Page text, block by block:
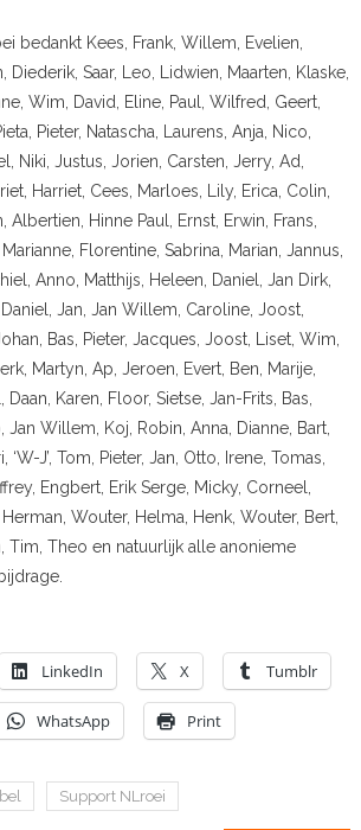
bedankt Kees, Frank, Willem, Evelien,
Diederik, Saar, Leo, Lidwien, Maarten, Klaske,
Wim, David, Eline, Paul, Wilfred, Geert,
Pieter, Natascha, Laurens, Anja, Nico,
Niki, Justus, Jorien, Carsten, Jerry, Ad,
Harriet, Cees, Marloes, Lily, Erica, Colin,
Albertien, Hinne Paul, Ernst, Erwin, Frans,
Florentine, Sabrina, Marian, Jannus,
Anno, Matthijs, Heleen, Daniel, Jan Dirk,
Jan, Jan Willem, Caroline, Joost,
Bas, Pieter, Jacques, Joost, Liset, Wim,
Martyn, Ap, Jeroen, Evert, Ben, Marije,
Karen, Floor, Sietse, Jan-Frits, Bas,
Jan Willem, Koj, Robin, Anna, Dianne, Bart,
‘W-J’, Tom, Pieter, Jan, Otto, Irene, Tomas,
Engbert, Erik Serge, Micky, Corneel,
Wouter, Helma, Henk, Wouter, Bert,
Tim, Theo en natuurlijk alle anonieme
LinkedIn X Tumblr
WhatsApp Print
Support NLroei